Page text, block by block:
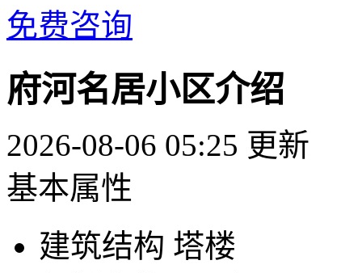
免费咨询
府河名居小区介绍
2026-08-06 05:25 更新
基本属性
建筑结构 塔楼